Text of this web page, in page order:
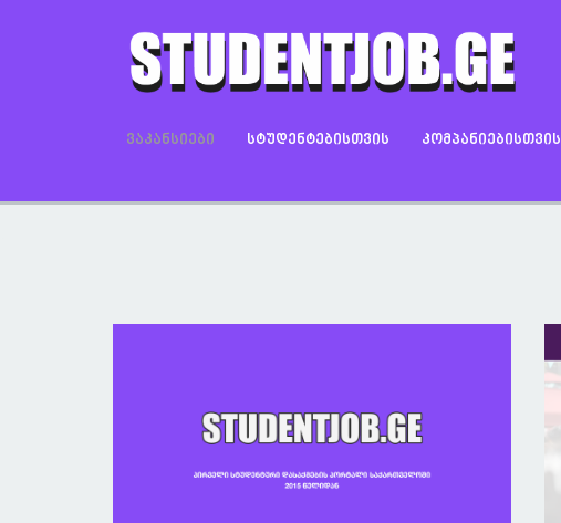
ᲕᲐᲙᲐᲜᲡᲘᲔᲑᲘ ᲡᲢᲣᲓᲔᲜᲢᲔᲑᲘᲡᲗᲕᲘᲡ ᲙᲝᲛᲞᲐᲜᲘᲔᲑᲘᲡᲗᲕᲘᲡ